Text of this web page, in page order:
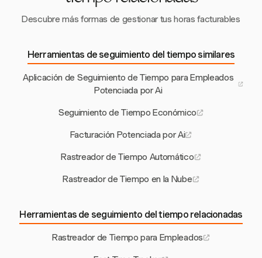
Descubre más formas de gestionar tus horas facturables
Herramientas de seguimiento del tiempo similares
Aplicación de Seguimiento de Tiempo para Empleados
Potenciada por Ai
Seguimiento de Tiempo Económico
Facturación Potenciada por Ai
Rastreador de Tiempo Automático
Rastreador de Tiempo en la Nube
Herramientas de seguimiento del tiempo relacionadas
Rastreador de Tiempo para Empleados